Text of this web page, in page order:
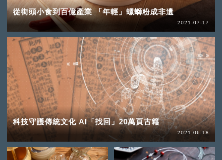
從街頭小食到百億產業 「年輕」螺螄粉成非遺
2021-07-17
科技守護傳統文化 AI「找回」20萬頁古籍
2021-06-18